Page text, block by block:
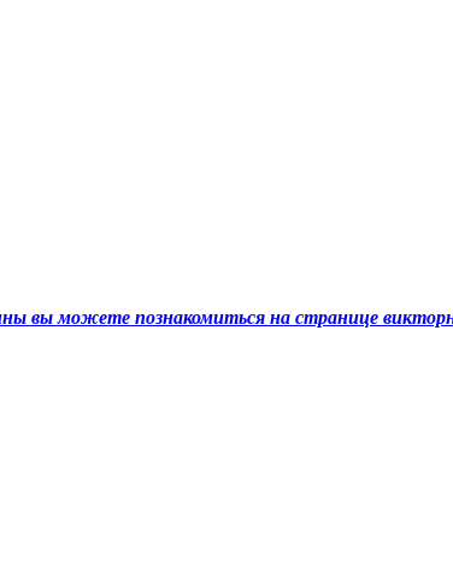
вы можете познакомиться на странице